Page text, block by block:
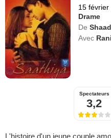
15 février
Drame
De
Avec
Spectateurs
3,2
L'histoire d'un jeune couple